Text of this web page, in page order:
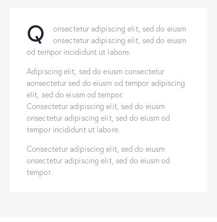
Q
onsectetur adipiscing elit, sed do eiusm
onsectetur adipiscing elit, sed do eiusm
od tempor incididunt ut labore.
Adipiscing elit, sed do eiusm consectetur
aonsectetur sed do eiusm od tempor adipiscing
elit, sed do eiusm od tempor.
Consectetur adipiscing elit, sed do eiusm
onsectetur adipiscing elit, sed do eiusm od
tempor incididunt ut labore.
Consectetur adipiscing elit, sed do eiusm
onsectetur adipiscing elit, sed do eiusm od
tempor.